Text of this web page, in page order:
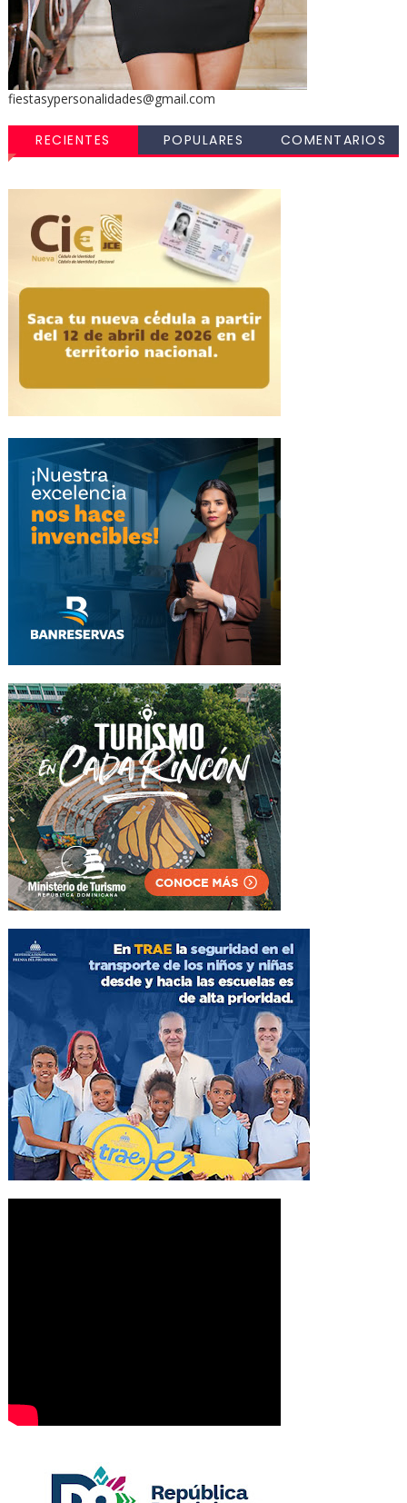
fiestasypersonalidades@gmail.com
RECIENTES POPULARES COMENTARIOS